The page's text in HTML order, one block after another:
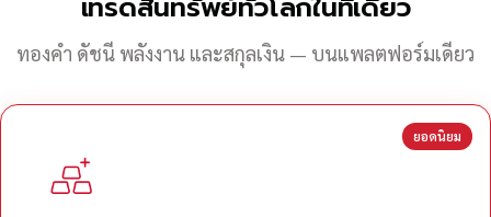
ทองคำ ดัชนี พลังงาน และสกุลเงิน — บนแพลตฟอร์มเดียว
ยอดนิยม